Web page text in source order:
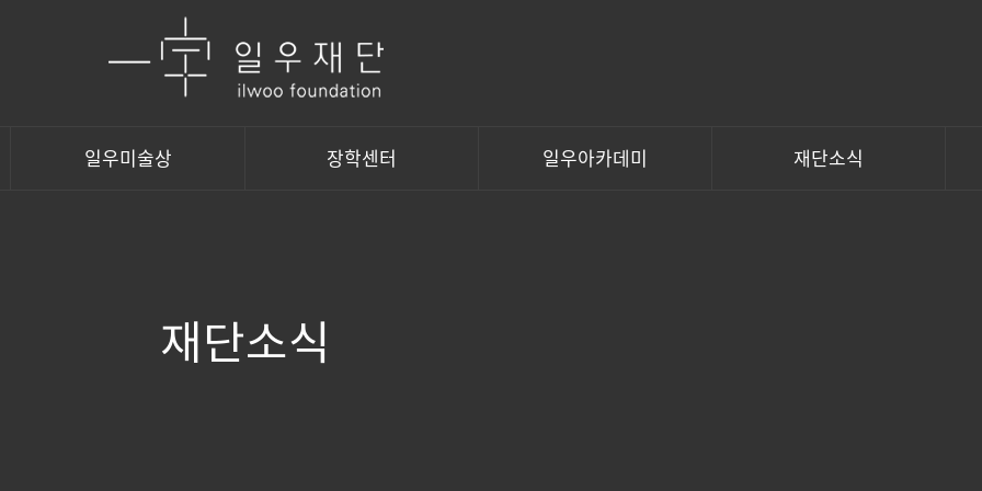
일우미술상 장학센터 일우아카데미 재단소식
재단소식